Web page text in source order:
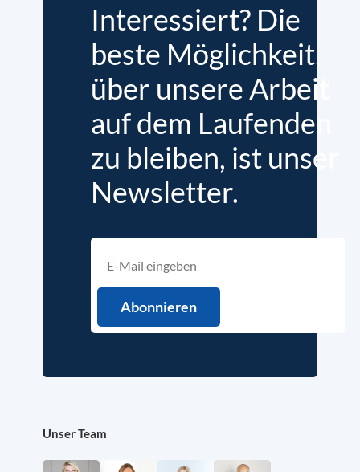
Interessiert? Die
beste Möglichkeit,
über unsere Arbeit
auf dem Laufenden
zu bleiben, ist unser
Newsletter.
Unser Team